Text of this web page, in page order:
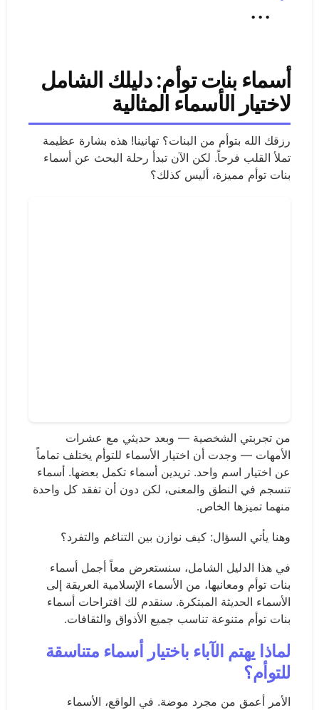
...
أسماء بنات توأم: دليلك الشامل
لاختيار الأسماء المثالية
رزقك الله بتوأم من البنات؟ تهانينا! هذه بشارة عظيمة
تملأ القلب فرحاً. لكن الآن تبدأ رحلة البحث عن أسماء
بنات توأم مميزة، أليس كذلك؟
من تجربتي الشخصية — وبعد حديثي مع عشرات
الأمهات — وجدت أن اختيار الأسماء للتوأم يختلف تماماً
عن اختيار اسم واحد. تريدين أسماء تكمل بعضها. أسماء
تنسجم في النطق والمعنى، لكن دون أن تفقد كل واحدة
منهما تميزها الخاص.
وهنا يأتي السؤال: كيف نوازن بين التناغم والتفرد؟
في هذا الدليل الشامل، سنستعرض معاً أجمل أسماء
بنات توأم ومعانيها، من الأسماء الإسلامية العريقة إلى
الأسماء الحديثة المبتكرة. سنقدم لك اقتراحات أسماء
بنات توأم متنوعة تناسب جميع الأذواق والثقافات.
لماذا يهتم الآباء باختيار أسماء متناسقة
للتوأم؟
الأمر أعمق من مجرد موضة. في الواقع، الأسماء